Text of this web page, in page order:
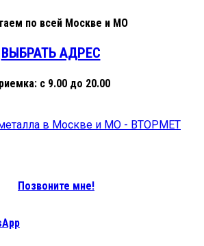
по всей Москве и МО
ВЫБРАТЬ АДРЕС
с 9.00 до 20.00
Позвоните мне!